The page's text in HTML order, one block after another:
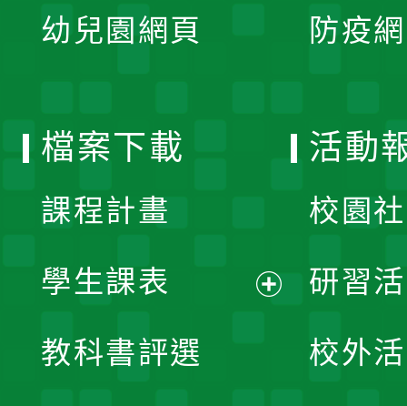
幼兒園網頁 防疫
檔案下載
課程計畫
學生課表
教科書評選
活動
校園
研習
校外